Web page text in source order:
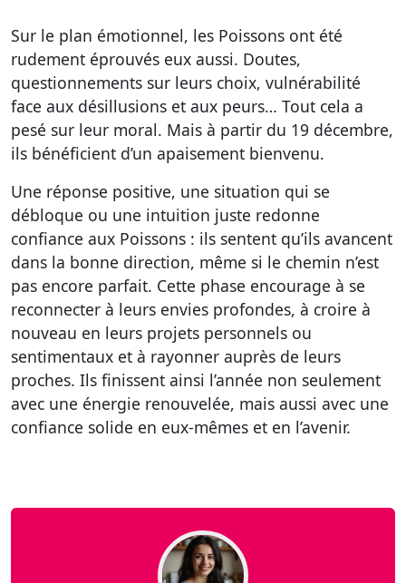
Sur le plan émotionnel, les Poissons ont été
rudement éprouvés eux aussi. Doutes,
questionnements sur leurs choix, vulnérabilité
face aux désillusions et aux peurs… Tout cela a
pesé sur leur moral. Mais à partir du 19 décembre,
ils bénéficient d’un apaisement bienvenu.
Une réponse positive, une situation qui se
débloque ou une intuition juste redonne
confiance aux Poissons : ils sentent qu’ils avancent
dans la bonne direction, même si le chemin n’est
pas encore parfait. Cette phase encourage à se
reconnecter à leurs envies profondes, à croire à
nouveau en leurs projets personnels ou
sentimentaux et à rayonner auprès de leurs
proches. Ils finissent ainsi l’année non seulement
avec une énergie renouvelée, mais aussi avec une
confiance solide en eux-mêmes et en l’avenir.